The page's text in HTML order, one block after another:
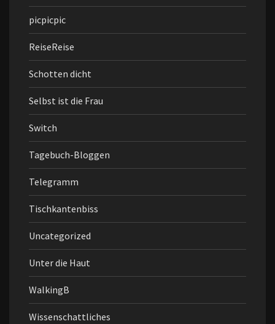
picpicpic
ReiseReise
Schotten dicht
Selbst ist die Frau
Switch
Tagebuch-Bloggen
Telegramm
Tischkantenbiss
Uncategorized
Unter die Haut
WalkingB
Wissenschattliches